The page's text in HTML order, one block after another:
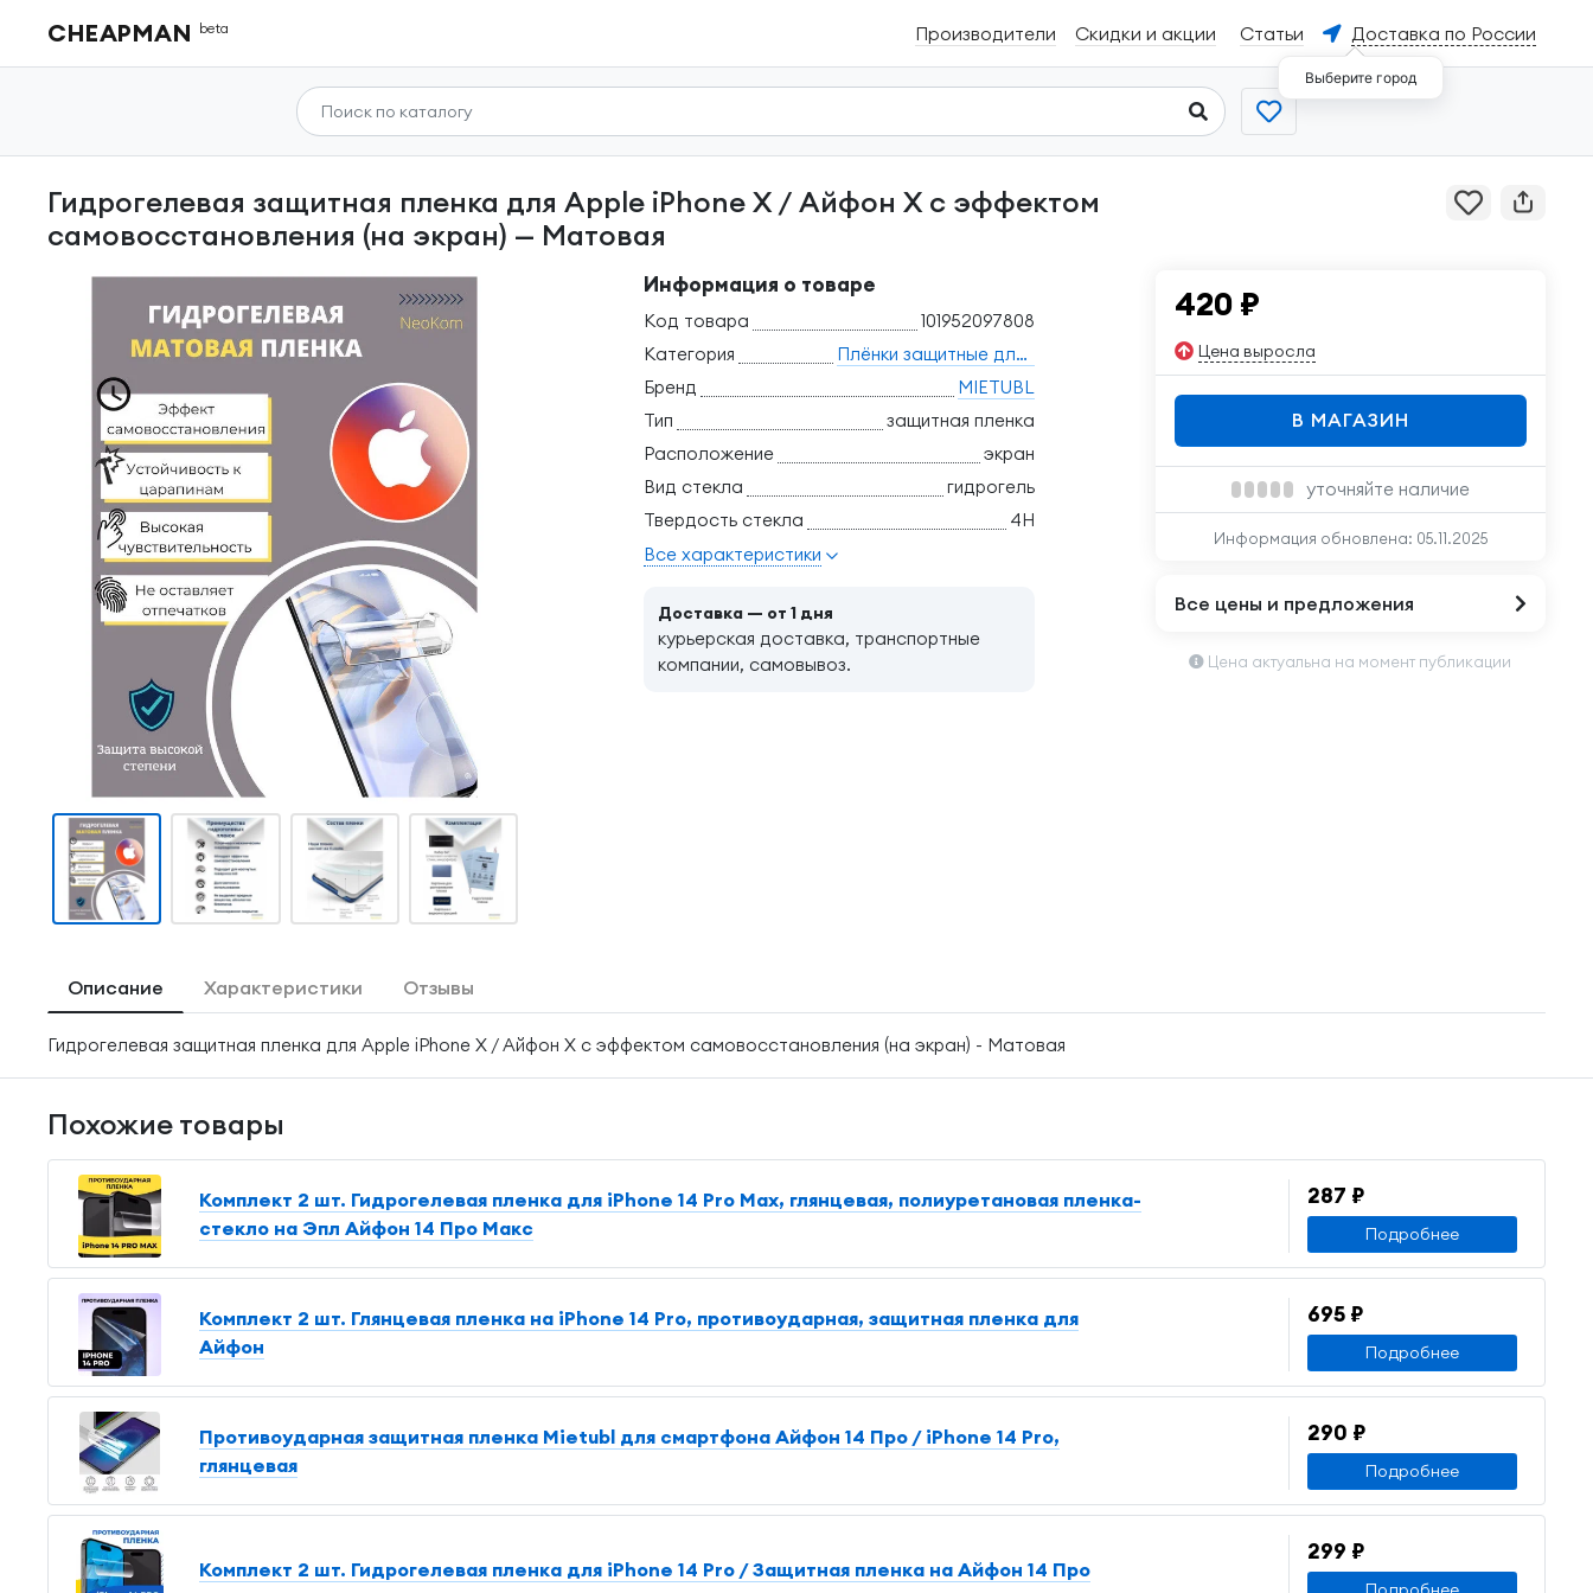
CHEAPMAN beta Производители Скидки и акции Статьи Доставка по России
Выберите город
Гидрогелевая защитная пленка для Apple iPhone X / Айфон X с эффектом
самовосстановления (на экран) — Матовая
Информация о товаре
Код товара
101952097808
Категория
Плёнки защитные для телефонов
Бренд
MIETUBL
Тип
защитная пленка
Расположение
экран
Вид стекла
гидрогель
Твердость стекла
4H
Все характеристики
Доставка — от 1 дня
курьерская доставка, транспортные
компании, самовывоз.
420₽
Цена выросла
В МАГАЗИН
уточняйте наличие
Информация обновлена: 05.11.2025
Все цены и предложения
Цена актуальна на момент публикации
Описание Характеристики Отзывы
Гидрогелевая защитная пленка для Apple iPhone X / Айфон X с эффектом самовосстановления (на экран) - Матовая
Похожие товары
Комплект 2 шт. Гидрогелевая пленка для iPhone 14 Pro Max, глянцевая, полиуретановая пленка-
стекло на Эпл Айфон 14 Про Макс
287 ₽
Подробнее
Комплект 2 шт. Глянцевая пленка на iPhone 14 Pro, противоударная, защитная пленка для
Айфон
695 ₽
Подробнее
Противоударная защитная пленка Mietubl для смартфона Айфон 14 Про / iPhone 14 Pro,
глянцевая
290 ₽
Подробнее
Комплект 2 шт. Гидрогелевая пленка для iPhone 14 Pro / Защитная пленка на Айфон 14 Про
299 ₽